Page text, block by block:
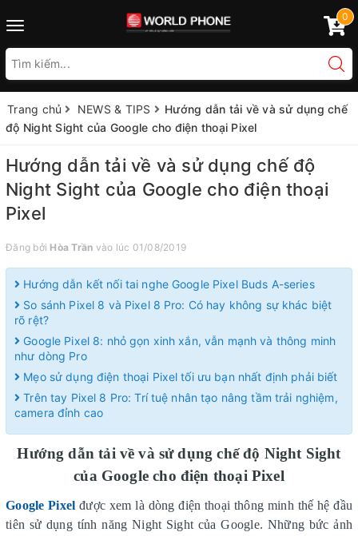
Toggle
0
Trang chủ NEWS & TIPS
Hướng dẫn tải về và sử dụng chế
độ Night Sight của Google cho điện thoại Pixel
Hướng dẫn tải về và sử dụng chế độ
Night Sight của Google cho điện thoại
Pixel
Đăng bởi Hòa Trần vào lúc 01/08/2019
Hướng dẫn kết nối tai nghe Google Pixel Buds A-series
So sánh Pixel 8 và Pixel 8 Pro: Có hay không sự khác biệt
rõ rệt?
Google Pixel 8: nhỏ gọn xinh xắn, vẫn mạnh và thông minh
như dòng Pro
Mẹo sử dụng điện thoại Pixel tối ưu bạn nhất định phải biết
Trên tay Pixel 8 Pro: Trí tuệ nhân tạo nâng tầm trải nghiệm,
camera đỉnh cao
Hướng dẫn tải về và sử dụng chế độ Night Sight
của Google cho điện thoại Pixel
Google Pixelđược xem là dòng điện thoại thông minh thế hệ đầu
tiên sử dụng tính năng Night Sight của Google. Những bức ảnh